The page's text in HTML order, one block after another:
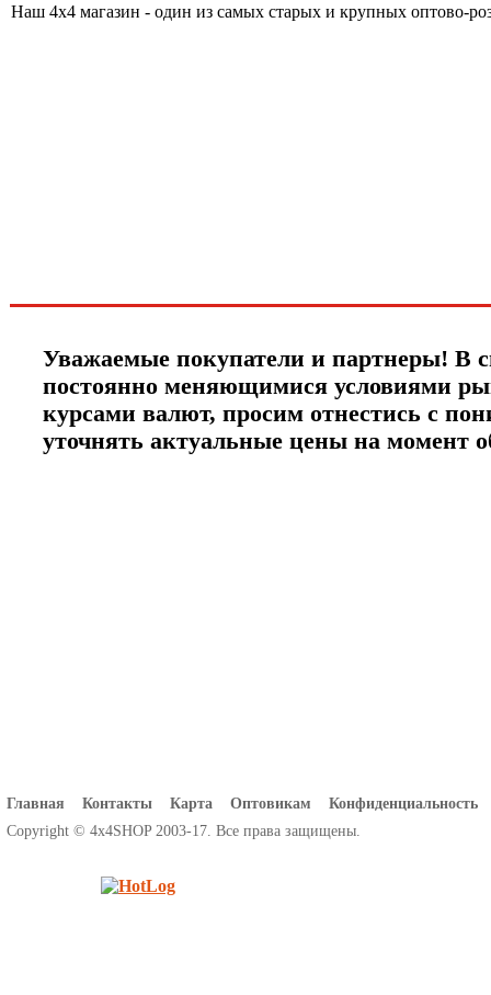
Наш 4x4 магазин - один из самых старых и крупных оптово-
Уважаемые покупатели и партнеры! В
постоянно меняющимися условиями
курсами валют, просим отнестись с
уточнять актуальные цены на момент
Главная Контакты Карта Оптовикам
Конфиденциальность
Copyright © 4x4SHOP 2003-17. Все права защищены.